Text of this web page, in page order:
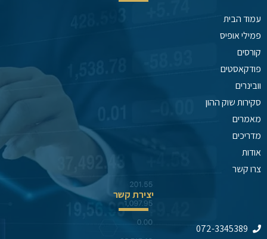
עמוד הבית
פמילי אופיס
קורסים
פודקאסטים
וובינרים
סקירות שוק ההון
מאמרים
מדריכים
אודות
צרו קשר
יצירת קשר
072-3345389